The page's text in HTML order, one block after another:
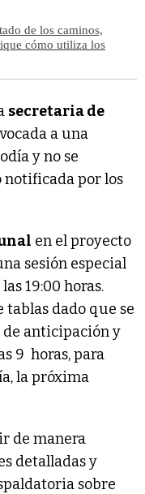
de los caminos,
cómo utiliza los
secretaria de
a una
y no se
notificada por los
en el proyecto
sesión especial
19:00 horas.
tablas dado que se
de anticipación y
9 horas, para
la próxima
de manera
detalladas y
sobre